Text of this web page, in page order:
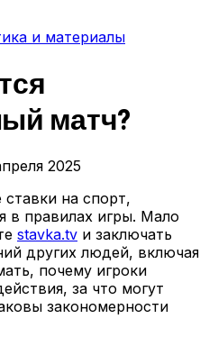
и материалы
матч?
2025
на спорт,
в правилах игры. Мало
stavka.tv и заключать
других людей, включая
почему игроки
за что могут
закономерности